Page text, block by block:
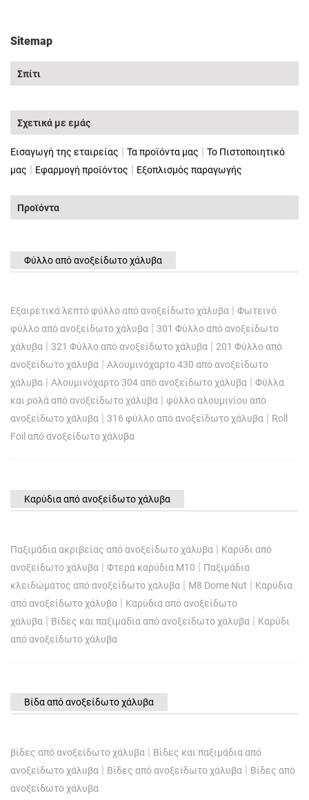
Sitemap
Σπίτι
Σχετικά με εμάς
Εισαγωγή της εταιρείας | Τα προϊόντα μας | Το Πιστοποιητικό
μας | Εφαρμογή προϊόντος | Εξοπλισμός παραγωγής
Προϊόντα
Φύλλο από ανοξείδωτο χάλυβα
Εξαιρετικά λεπτό φύλλο από ανοξείδωτο χάλυβα | Φωτεινό
φύλλο από ανοξείδωτο χάλυβα | 301 Φύλλο από ανοξείδωτο
χάλυβα | 321 Φύλλο από ανοξείδωτο χάλυβα | 201 Φύλλο από
ανοξείδωτο χάλυβα | Αλουμινόχαρτο 430 από ανοξείδωτο
χάλυβα | Αλουμινόχαρτο 304 από ανοξείδωτο χάλυβα | Φύλλα
και ρολά από ανοξείδωτο χάλυβα | φύλλο αλουμινίου από
ανοξείδωτο χάλυβα | 316 φύλλο από ανοξείδωτο χάλυβα | Roll
Foil από ανοξείδωτο χάλυβα
Καρύδια από ανοξείδωτο χάλυβα
Παξιμάδια ακριβείας από ανοξείδωτο χάλυβα | Καρύδι από
ανοξείδωτο χάλυβα | Φτερά καρύδια M10 | Παξιμάδια
κλειδώματος από ανοξείδωτο χάλυβα | M8 Dome Nut | Καρύδια
από ανοξείδωτο χάλυβα | Καρύδια από ανοξείδωτο
χάλυβα | Βίδες και παξιμάδια από ανοξείδωτο χάλυβα | Καρύδι
από ανοξείδωτο χάλυβα
Βίδα από ανοξείδωτο χάλυβα
βίδες από ανοξείδωτο χάλυβα | Βίδες και παξιμάδια από
ανοξείδωτο χάλυβα | Βίδες από ανοξείδωτο χάλυβα | Βίδες από
ανοξείδωτο χάλυβα